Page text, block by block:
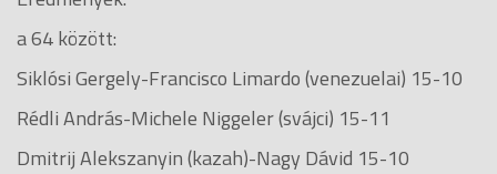
a 64 között:
Siklósi Gergely-Francisco Limardo (venezuelai) 15-10
Rédli András-Michele Niggeler (svájci) 15-11
Dmitrij Alekszanyin (kazah)-Nagy Dávid 15-10